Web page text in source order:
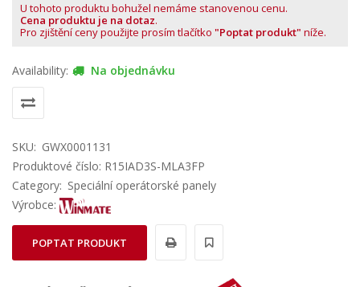
U tohoto produktu bohužel nemáme stanovenou cenu.
Cena produktu je na dotaz.
Pro zjištění ceny použijte prosím tlačítko "Poptat produkt" níže.
Availability: Na objednávku
SKU: GWX0001131
Produktové číslo: R15IAD3S-MLA3FP
Category: Speciální operátorské panely
Výrobce:
POPTAT PRODUKT